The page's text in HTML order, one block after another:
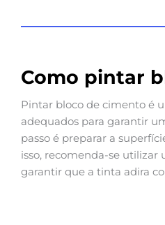
Como pintar
Pintar bloco de cimento é
adequados para garantir
passo é preparar a
isso, recomenda-se utilizar
garantir que a tinta adira